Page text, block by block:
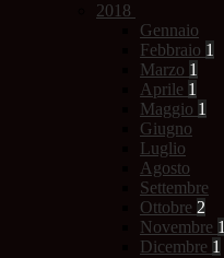
2018
Gennaio
Febbraio 1
Marzo 1
Aprile 1
Maggio 1
Giugno
Luglio
Agosto
Settembre
Ottobre 2
Novembre 1
Dicembre 1